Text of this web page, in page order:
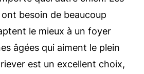
besoin de beaucoup
le mieux à un foyer
âgées qui aiment le plein
est un excellent choix,